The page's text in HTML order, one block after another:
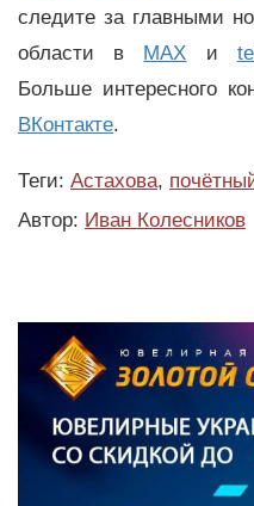
следите за главными
области в MAX и
Больше интересного
ВКонтакте.
Теги: Астахова,
Автор: Иван Колесников